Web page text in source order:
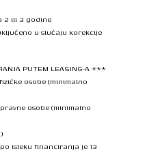
2 ili 3 godine
u slučaju korekcije
PUTEM LEASING-A ***
osobe (minimalno
osobe (minimalno
isteku financiranja je 13